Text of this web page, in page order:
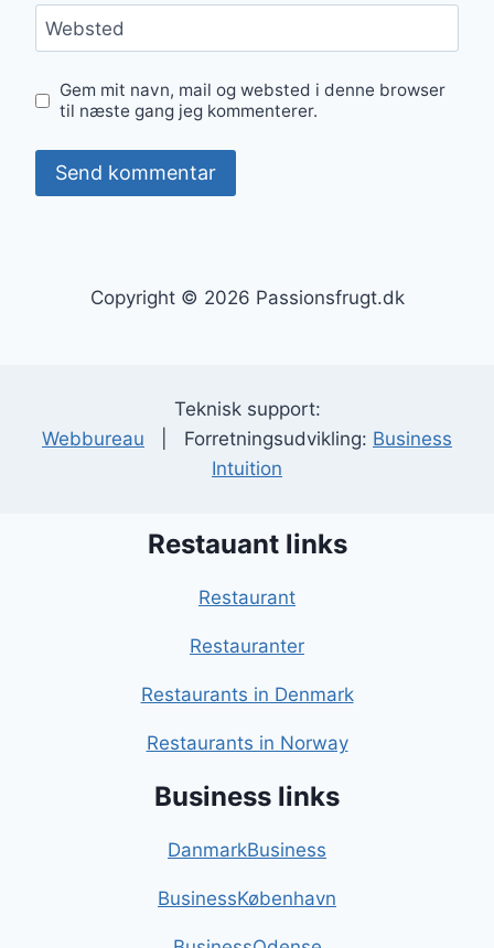
Websted
Gem mit navn, mail og websted i denne browser
til næste gang jeg kommenterer.
Copyright © 2026 Passionsfrugt.dk
Teknisk support:
Webbureau | Forretningsudvikling: Business
Intuition
Restauant links
Restaurant
Restauranter
Restaurants in Denmark
Restaurants in Norway
Business links
DanmarkBusiness
BusinessKøbenhavn